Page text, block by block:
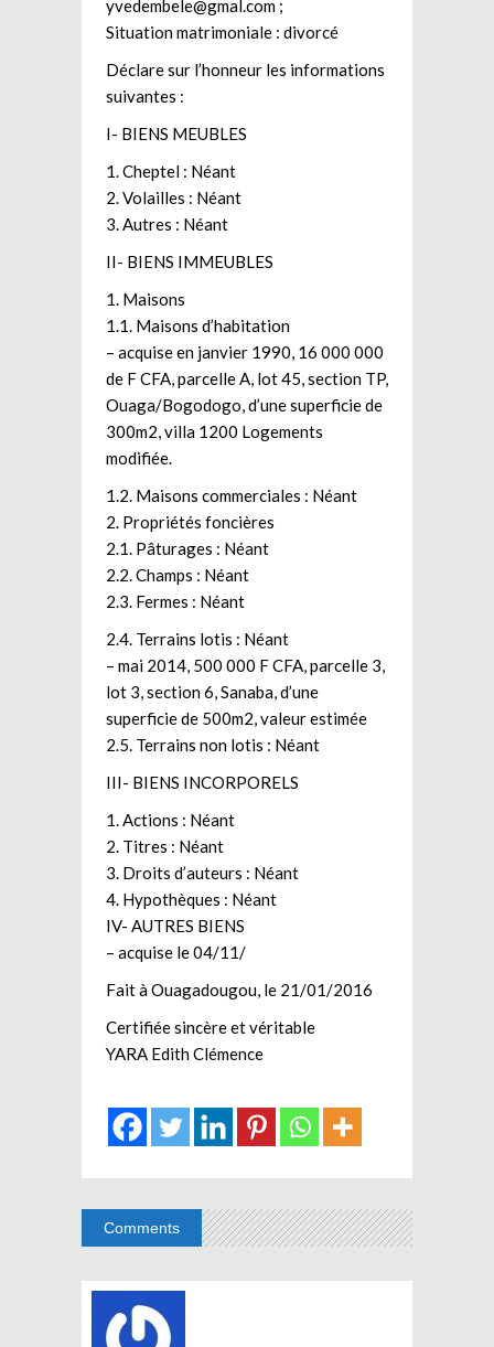
yvedembele@gmal.com ;
Situation matrimoniale : divorcé
Déclare sur l’honneur les informations
suivantes :
I- BIENS MEUBLES
1. Cheptel : Néant
2. Volailles : Néant
3. Autres : Néant
II- BIENS IMMEUBLES
1. Maisons
1.1. Maisons d’habitation
– acquise en janvier 1990, 16 000 000
de F CFA, parcelle A, lot 45, section TP,
Ouaga/Bogodogo, d’une superficie de
300m2, villa 1200 Logements
modifiée.
1.2. Maisons commerciales : Néant
2. Propriétés foncières
2.1. Pâturages : Néant
2.2. Champs : Néant
2.3. Fermes : Néant
2.4. Terrains lotis : Néant
– mai 2014, 500 000 F CFA, parcelle 3,
lot 3, section 6, Sanaba, d’une
superficie de 500m2, valeur estimée
2.5. Terrains non lotis : Néant
III- BIENS INCORPORELS
1. Actions : Néant
2. Titres : Néant
3. Droits d’auteurs : Néant
4. Hypothèques : Néant
IV- AUTRES BIENS
– acquise le 04/11/
Fait à Ouagadougou, le 21/01/2016
Certifiée sincère et véritable
YARA Edith Clémence
Comments